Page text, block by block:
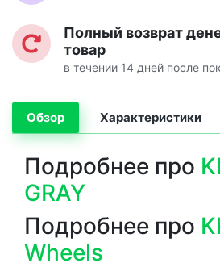
Полный возврат
товар
в течении 14 дней после
Обзор Характеристики
Подробнее про
GRAY
Подробнее про
Wheels